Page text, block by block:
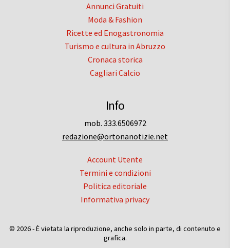
Annunci Gratuiti
Moda & Fashion
Ricette ed Enogastronomia
Turismo e cultura in Abruzzo
Cronaca storica
Cagliari Calcio
Info
mob. 333.6506972
redazione@ortonanotizie.net
Account Utente
Termini e condizioni
Politica editoriale
Informativa privacy
© 2026 - È vietata la riproduzione, anche solo in parte, di contenuto e
grafica.